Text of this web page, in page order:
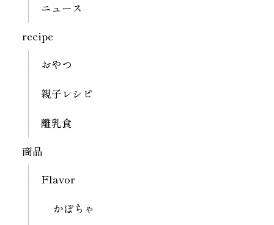
ニュース
recipe
おやつ
親子レシピ
離乳食
商品
Flavor
かぼちゃ